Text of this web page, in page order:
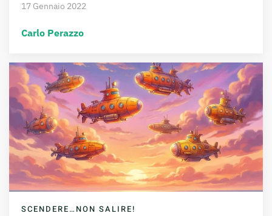
17 Gennaio 2022
Carlo Perazzo
SCENDERE…NON SALIRE!